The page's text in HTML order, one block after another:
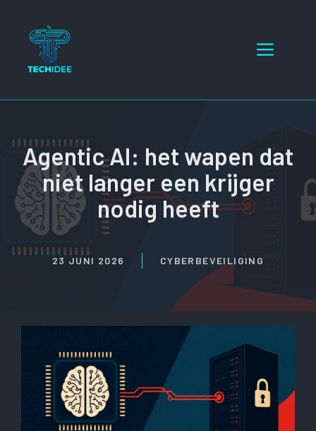
inhoud
Menu
Agentic AI: het wapen dat
niet langer een krijger
nodig heeft
23 JUNI 2026 CYBERBEVEILIGING